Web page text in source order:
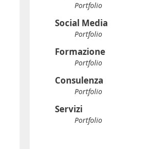
Portfolio
Social Media
Portfolio
Formazione
Portfolio
Consulenza
Portfolio
Servizi
Portfolio